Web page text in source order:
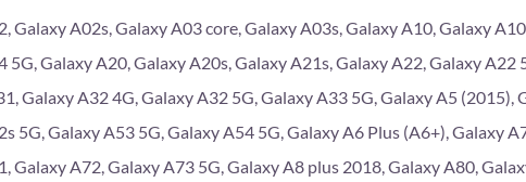
Galaxy A02s, Galaxy A03 core, Galaxy A03s, Galaxy A10, Galaxy
5G, Galaxy A20, Galaxy A20s, Galaxy A21s, Galaxy A22, Galaxy A22
Galaxy A32 4G, Galaxy A32 5G, Galaxy A33 5G, Galaxy A5 (2015),
5G, Galaxy A53 5G, Galaxy A54 5G, Galaxy A6 Plus (A6+), Galaxy
Galaxy A72, Galaxy A73 5G, Galaxy A8 plus 2018, Galaxy A80,